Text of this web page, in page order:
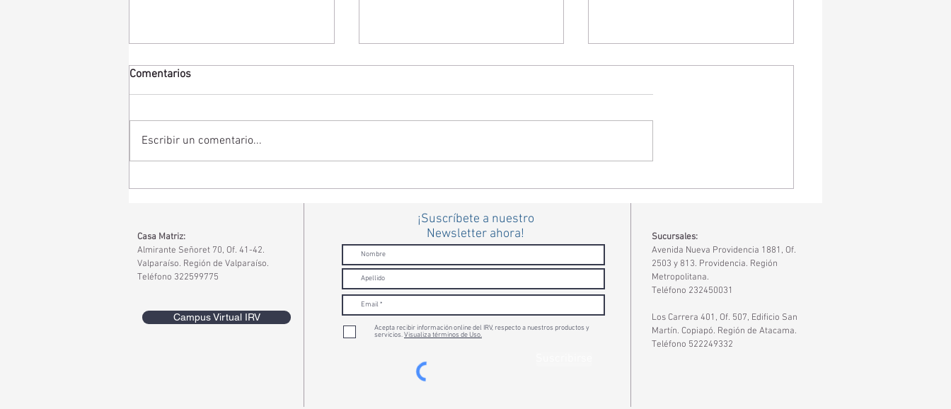
auditiva a través de alianzas y
trabajo territorial
Comentarios
Escribir un comentario...
Casa Matriz:
Almirante Señoret 70, Of. 41-42.
Valparaíso. Región de Valparaíso.
Teléfono 322599775
Campus Virtual IRV
¡Suscríbete a nuestro
Newsletter ahora!
Acepta recibir información online del IRV, respecto a nuestros productos y
servicios.Visualiza términos de Uso.
Sucursales:
Avenida Nueva Providencia 1881, Of.
2503 y 813. Providencia. Región
Metropolitana.
Teléfono 232450031
Los Carrera 401, Of. 507, Edificio San
Martín. Copiapó. Región de Atacama.
Teléfono 522249332